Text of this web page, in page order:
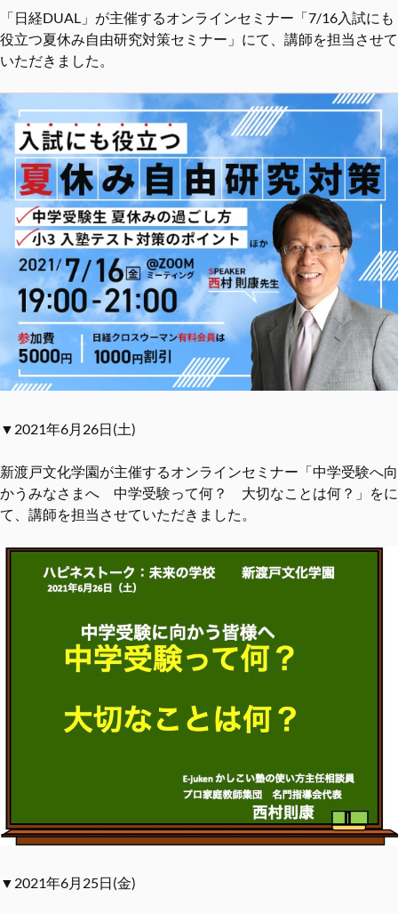
「日経DUAL」が主催するオンラインセミナー「7/16入試にも
役立つ夏休み自由研究対策セミナー」にて、講師を担当させて
いただきました。
▼2021年6月26日(土)
新渡戸文化学園が主催するオンラインセミナー「中学受験へ向
かうみなさまへ 中学受験って何？ 大切なことは何？」をに
て、講師を担当させていただきました。
▼2021年6月25日(金)